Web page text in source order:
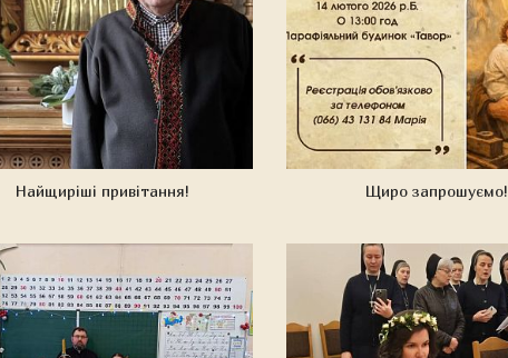
Найщиріші привітання! Щиро запрошуємо!